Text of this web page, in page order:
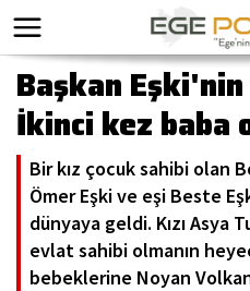
Başkan
İkinci kez baba
Bir kız çocuk sahibi olan
Ömer Eşki ve eşi Beste
dünyaya geldi. Kızı Asya
evlat sahibi olmanın
bebeklerine Noyan Volkan